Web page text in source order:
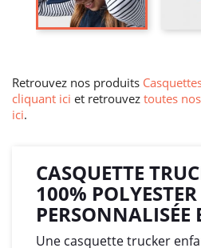
Retrouvez nos produits
cliquant ici et retrouvez toutes
ici.
CASQUETTE
100% POLYESTER
PERSONNALISÉE
Une casquette trucker